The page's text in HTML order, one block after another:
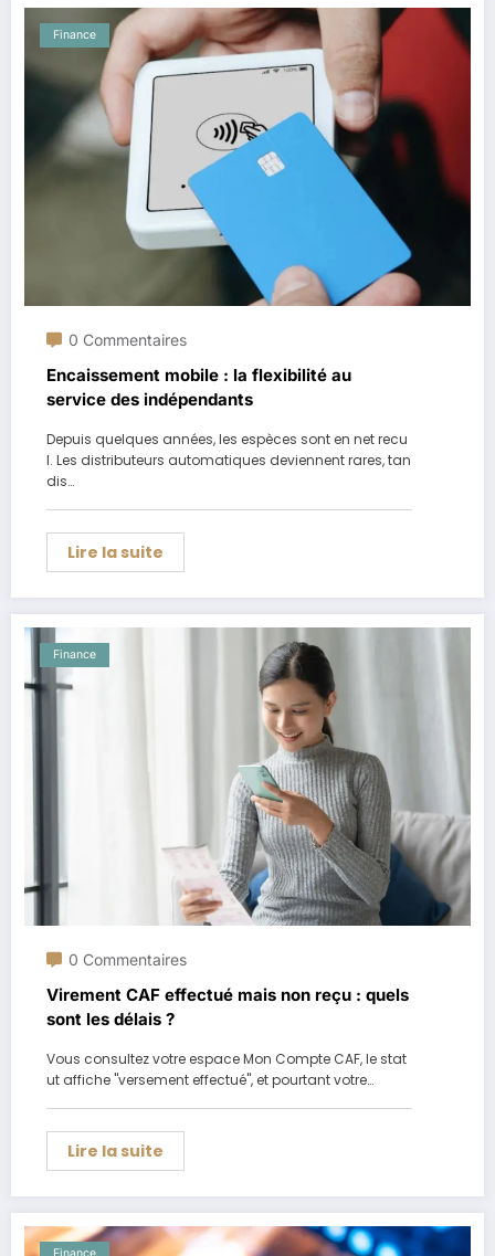
Finance
0 Commentaires
Encaissement mobile : la flexibilité au
service des indépendants
Depuis quelques années, les espèces sont en net recu
l. Les distributeurs automatiques deviennent rares, tan
dis…
Lire la suite
Finance
0 Commentaires
Virement CAF effectué mais non reçu : quels
sont les délais ?
Vous consultez votre espace Mon Compte CAF, le stat
ut affiche "versement effectué", et pourtant votre…
Lire la suite
Finance